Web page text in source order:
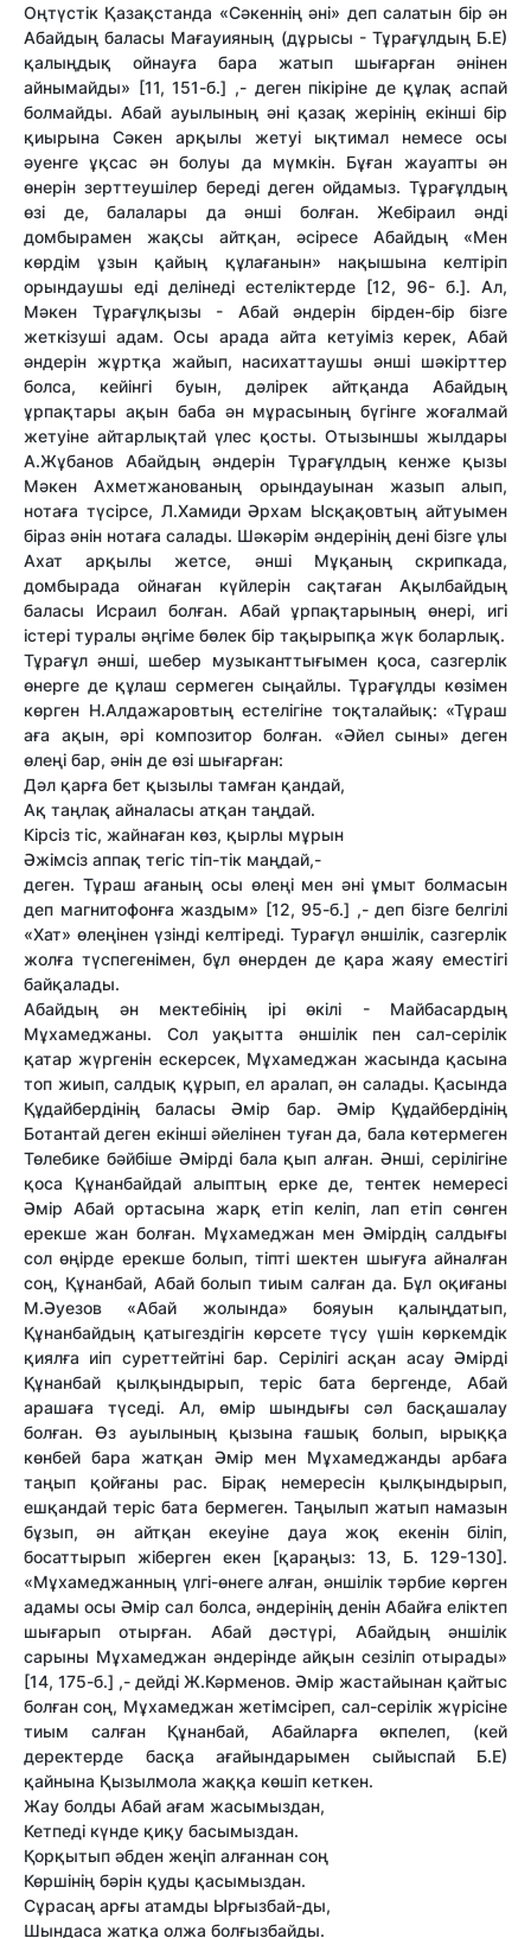
Оңтүстік Қазақстанда «Сәкеннің әні» деп салатын бір ән
Абайдың баласы Мағауияның (дұрысы - Тұрағұлдың Б.Е)
қалыңдық ойнауға бара жатып шығарған әнінен
айнымайды» [11, 151-б.] ,- деген пікіріне де құлақ аспай
болмайды. Абай ауылының әні қазақ жерінің екінші бір
қиырына Сәкен арқылы жетуі ықтимал немесе осы
әуенге ұқсас ән болуы да мүмкін. Бұған жауапты ән
өнерін зерттеушілер береді деген ойдамыз. Тұрағұлдың
өзі де, балалары да әнші болған. Жебіраил әнді
домбырамен жақсы айтқан, әсіресе Абайдың «Мен
көрдім ұзын қайың құлағанын» нақышына келтіріп
орындаушы еді делінеді естеліктерде [12, 96- б.]. Ал,
Мәкен Тұрағұлқызы - Абай әндерін бірден-бір бізге
жеткізуші адам. Осы арада айта кетуіміз керек, Абай
әндерін жұртқа жайып, насихаттаушы әнші шәкірттер
болса, кейінгі буын, дәлірек айтқанда Абайдың
ұрпақтары ақын баба ән мұрасының бүгінге жоғалмай
жетуіне айтарлықтай үлес қосты. Отызыншы жылдары
А.Жұбанов Абайдың әндерін Тұрағұлдың кенже қызы
Мәкен Ахметжанованың орындауынан жазып алып,
нотаға түсірсе, Л.Хамиди Әрхам Ысқақовтың айтуымен
біраз әнін нотаға салады. Шәкәрім әндерінің дені бізге ұлы
Ахат арқылы жетсе, әнші Мұқаның скрипкада,
домбырада ойнаған күйлерін сақтаған Ақылбайдың
баласы Исраил болған. Абай ұрпақтарының өнері, игі
істері туралы әңгіме бөлек бір тақырыпқа жүк боларлық.
Тұрағұл әнші, шебер музыканттығымен қоса, сазгерлік
өнерге де құлаш сермеген сыңайлы. Тұрағұлды көзімен
көрген Н.Алдажаровтың естелігіне тоқталайық: «Тұраш
аға ақын, әрі композитор болған. «Әйел сыны» деген
өлеңі бар, әнін де өзі шығарған:
Дәл қарға бет қызылы тамған қандай,
Ақ таңлақ айналасы атқан таңдай.
Кірсіз тіс, жайнаған көз, қырлы мұрын
Әжімсіз аппақ тегіс тіп-тік маңдай,-
деген. Тұраш ағаның осы өлеңі мен әні ұмыт болмасын
деп магнитофонға жаздым» [12, 95-б.] ,- деп бізге белгілі
«Хат» өлеңінен үзінді келтіреді. Турағұл әншілік, сазгерлік
жолға түспегенімен, бұл өнерден де қара жаяу еместігі
байқалады.
Абайдың ән мектебінің ірі өкілі - Майбасардың
Мұхамеджаны. Сол уақытта әншілік пен сал-серілік
қатар жүргенін ескерсек, Мұхамеджан жасында қасына
топ жиып, салдық құрып, ел аралап, ән салады. Қасында
Құдайбердінің баласы Әмір бар. Әмір Құдайбердінің
Ботантай деген екінші әйелінен туған да, бала көтермеген
Төлебике бәйбіше Әмірді бала қып алған. Әнші, серілігіне
қоса Құнанбайдай алыптың ерке де, тентек немересі
Әмір Абай ортасына жарқ етіп келіп, лап етіп сөнген
ерекше жан болған. Мұхамеджан мен Әмірдің салдығы
сол өңірде ерекше болып, тіпті шектен шығуға айналған
соң, Құнанбай, Абай болып тиым салған да. Бұл оқиғаны
М.Әуезов «Абай жолында» бояуын қалыңдатып,
Құнанбайдың қатыгездігін көрсете түсу үшін көркемдік
қиялға иіп суреттейтіні бар. Серілігі асқан асау Әмірді
Құнанбай қылқындырып, теріс бата бергенде, Абай
арашаға түседі. Ал, өмір шындығы сәл басқашалау
болған. Өз ауылының қызына ғашық болып, ырыққа
көнбей бара жатқан Әмір мен Мұхамеджанды арбаға
таңып қойғаны рас. Бірақ немересін қылқындырып,
ешқандай теріс бата бермеген. Таңылып жатып намазын
бұзып, ән айтқан екеуіне дауа жоқ екенін біліп,
босаттырып жіберген екен [қараңыз: 13, Б. 129-130].
«Мұхамеджанның үлгі-өнеге алған, әншілік тәрбие көрген
адамы осы Әмір сал болса, әндерінің денін Абайға еліктеп
шығарып отырған. Абай дәстүрі, Абайдың әншілік
сарыны Мұхамеджан әндерінде айқын сезіліп отырады»
[14, 175-б.] ,- дейді Ж.Кәрменов. Әмір жастайынан қайтыс
болған соң, Мұхамеджан жетімсіреп, сал-серілік жүрісіне
тиым салған Құнанбай, Абайларға өкпелеп, (кей
деректерде басқа ағайындарымен сыйыспай Б.Е)
қайнына Қызылмола жаққа көшіп кеткен.
Жау болды Абай ағам жасымыздан,
Кетпеді күнде қиқу басымыздан.
Қорқытып әбден жеңіп алғаннан соң
Көршінің бәрін қуды қасымыздан.
Сұрасаң арғы атамды Ырғызбай-ды,
Шындаса жатқа олжа болғызбайды.